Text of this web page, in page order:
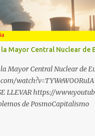
Mayor Central Nuclear de
Mayor Central Nuclear de
LLEVAR https://
de PosmoCapitalismo